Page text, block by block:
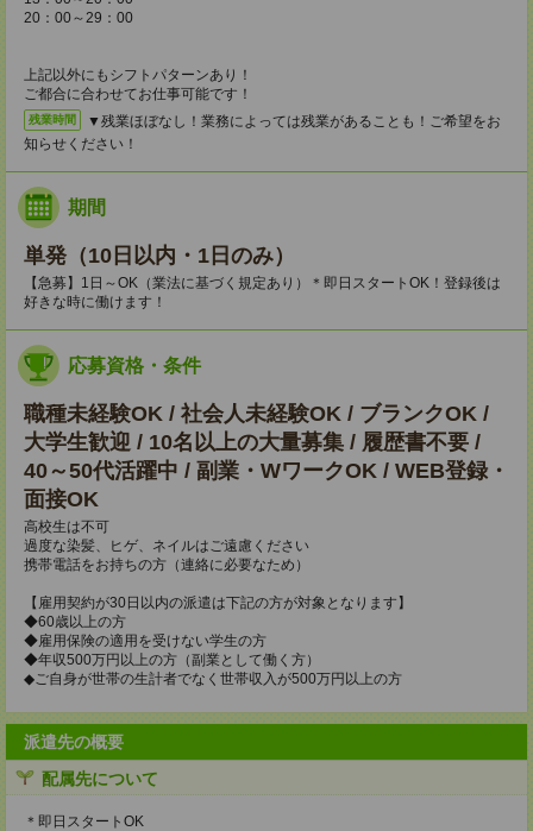
20：00～29：00
上記以外にもシフトパターンあり！
ご都合に合わせてお仕事可能です！
残業時間
▼残業ほぼなし！業務によっては残業があることも！ご希望をお
知らせください！
期間
単発（10日以内・1日のみ）
【急募】1日～OK（業法に基づく規定あり）＊即日スタートOK！登録後は
好きな時に働けます！
応募資格・条件
職種未経験OK / 社会人未経験OK / ブランクOK /
大学生歓迎 / 10名以上の大量募集 / 履歴書不要 /
40～50代活躍中 / 副業・WワークOK / WEB登録・
面接OK
高校生は不可
過度な染髪、ヒゲ、ネイルはご遠慮ください
携帯電話をお持ちの方（連絡に必要なため）
【雇用契約が30日以内の派遣は下記の方が対象となります】
◆60歳以上の方
◆雇用保険の適用を受けない学生の方
◆年収500万円以上の方（副業として働く方）
◆ご自身が世帯の生計者でなく世帯収入が500万円以上の方
派遣先の概要
配属先について
＊即日スタートOK